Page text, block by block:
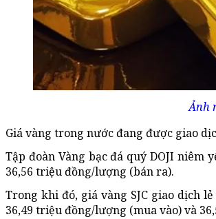
Ảnh
Giá vàng trong nước đang được giao
Tập đoàn Vàng bạc đá quý DOJI niêm
36,56 triệu đồng/lượng (bán ra).
Trong khi đó, giá vàng SJC giao dịch
36,49 triệu đồng/lượng (mua vào) và